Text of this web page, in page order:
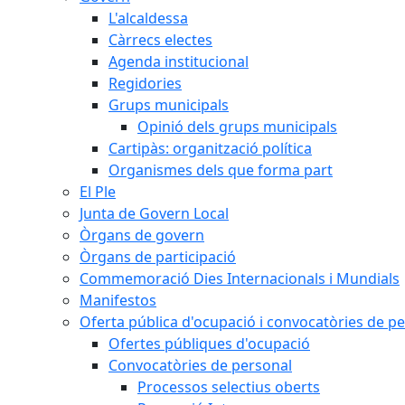
L'alcaldessa
Càrrecs electes
Agenda institucional
Regidories
Grups municipals
Opinió dels grups municipals
Cartipàs: organització política
Organismes dels que forma part
El Ple
Junta de Govern Local
Òrgans de govern
Òrgans de participació
Commemoració Dies Internacionals i Mundials
Manifestos
Oferta pública d'ocupació i convocatòries de
Ofertes públiques d'ocupació
Convocatòries de personal
Processos selectius oberts